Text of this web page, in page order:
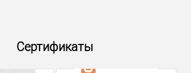
Сертификаты